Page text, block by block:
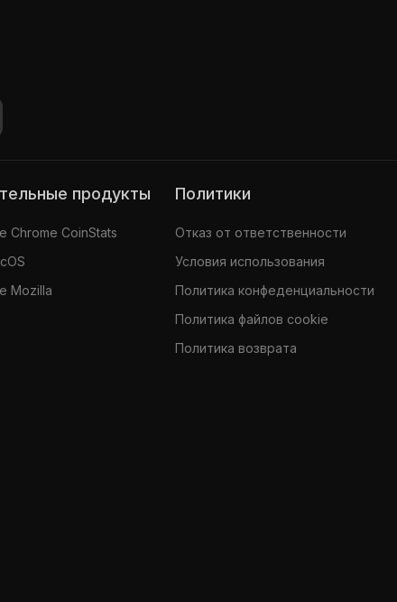
продукты
Chrome CoinStats
Mozilla
Политики
Отказ от ответственности
Условия использования
Политика конфеденциальности
Политика файлов cookie
Политика возврата